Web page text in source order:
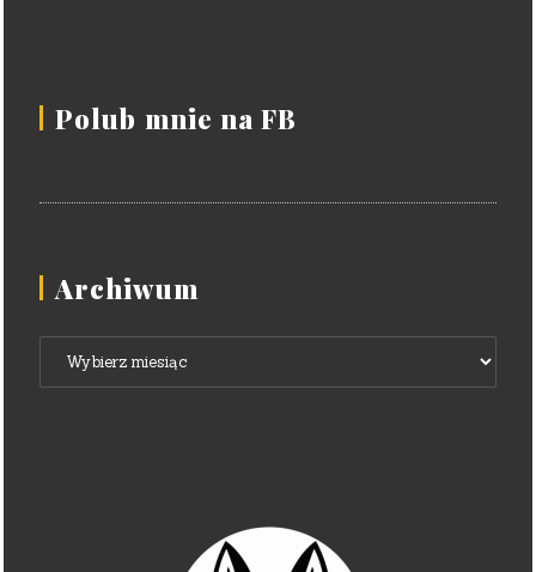
Polub mnie na FB
Archiwum
Archiwum